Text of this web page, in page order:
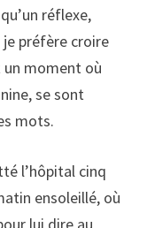
réflexe,
préfère croire
un moment où
se sont
mots.
l’hôpital cinq
ensoleillé, où